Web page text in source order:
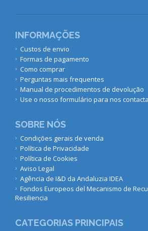
INFORMAÇÕES
Custos de envio
Formas de pagamento
Como comprar
Perguntas mais frequentes
Manual de procedimentos de devolução
Use o nosso formulário para nos
SOBRE NÓS
Condições gerais de venda
Política de Privacidade
Política de Cookies
Aviso Legal
Agência de I&D da Andaluzia IDEA
Fondos Europeos del Mecanismo de
Resiliencia
CATEGORIAS PRINCIPAIS